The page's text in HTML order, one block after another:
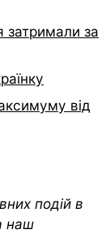
затримали за
від
подій в
наш